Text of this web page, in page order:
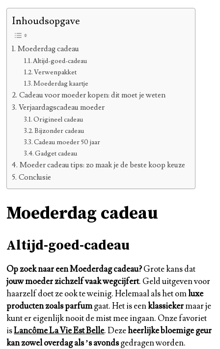
Inhoudsopgave
Moederdag cadeau
Altijd-goed-cadeau
Verwenpakket
Moederdag kaartje
Cadeau voor moeder kopen: dit moet je weten
Verjaardagscadeau moeder
Origineel cadeau
Bijzonder cadeau
Cadeau moeder 50 jaar
Gadget cadeau
Moeder cadeau tips: zo maak je de beste koop keuze
Conclusie
Moederdag cadeau
Altijd-goed-cadeau
Op zoek naar een Moederdag cadeau?Grote kans dat
jouw moeder zichzelf vaak wegcijfert. Geld uitgeven voor
haarzelf doet ze ook te weinig. Helemaal als het omluxe
producten zoals parfumgaat. Het is eenklassiekermaar je
kunt er eigenlijk nooit de mist mee ingaan. Onze favoriet
isLancôme La Vie Est Belle. Dezeheerlijke bloemige geur
kan zowel overdag als ’s avondsgedragen worden.